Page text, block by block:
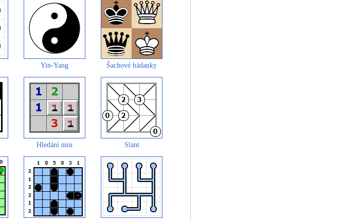
Yin-Yang Šachové hádanky
Hledání min Slant